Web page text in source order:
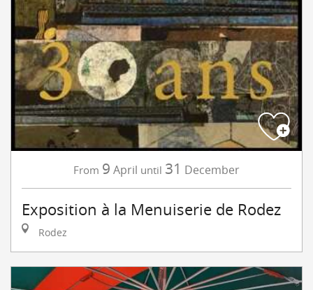
From 9 April until 31 December
Exposition à la Menuiserie de Rodez
Rodez